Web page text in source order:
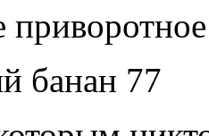
банан 77